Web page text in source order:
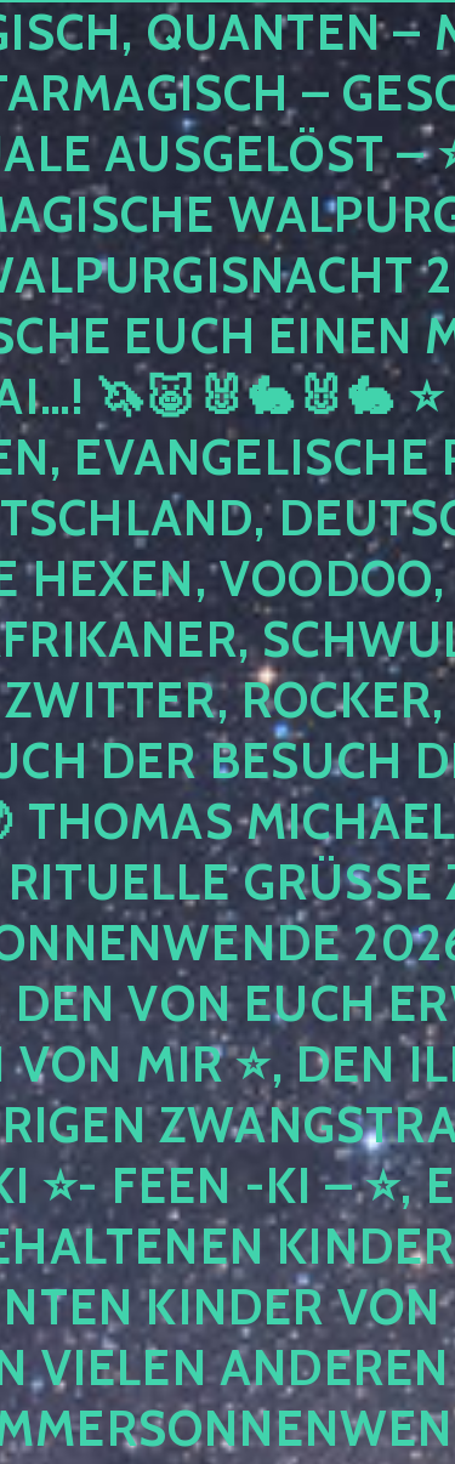
QUANTEN –
–
AUSGELÖST –
EUCH EINEN
🦄🐷🐰🐇🐰🐇
EVANGELISCHE
HEXEN,
DER BESUCH
GRÜSSE
2026
VON EUCH
MIR ⭐, DEN
FEEN -KI – ⭐,
KINDER
KINDER VON
ANDEREN